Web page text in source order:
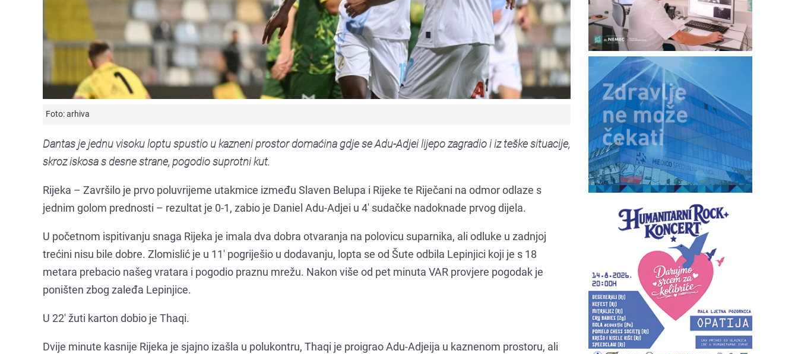
Foto: arhiva
Dantas je jednu visoku loptu spustio u kazneni prostor domaćina gdje se Adu-Adjei lijepo zagradio i iz teške situacije,
skroz iskosa s desne strane, pogodio suprotni kut.
Rijeka – Završilo je prvo poluvrijeme utakmice između Slaven Belupa i Rijeke te Riječani na odmor odlaze s
jednim golom prednosti – rezultat je 0-1, zabio je Daniel Adu-Adjei u 4' sudačke nadoknade prvog dijela.
U početnom ispitivanju snaga Rijeka je imala dva dobra otvaranja na polovicu suparnika, ali odluke u zadnjoj
trećini nisu bile dobre. Zlomislić je u 11' pogriješio u dodavanju, lopta se od Šute odbila Lepinjici koji je s 18
metara prebacio našeg vratara i pogodio praznu mrežu. Nakon više od pet minuta VAR provjere pogodak je
poništen zbog zaleđa Lepinjice.
U 22' žuti karton dobio je Thaqi.
Dvije minute kasnije Rijeka je sjajno izašla u polukontru, Thaqi je proigrao Adu-Adjeija u kaznenom prostoru, ali